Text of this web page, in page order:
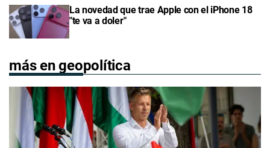
La novedad que trae Apple con el iPhone 18
"te va a doler"
más en geopolítica